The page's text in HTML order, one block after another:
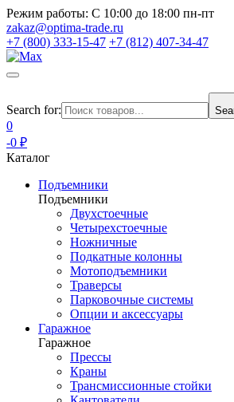
Режим работы: С 10:00 до 18:00 пн-пт
zakaz@optima-trade.ru
+7 (800) 333-15-47 +7 (812) 407-34-47
Search for:
0
-0 ₽
Каталог
Подъемники
Подъемники
Двухстоечные
Четырехстоечные
Ножничные
Подкатные колонны
Мотоподъемники
Траверсы
Парковочные системы
Опции и аксессуары
Гаражное
Гаражное
Прессы
Краны
Трансмиссионные стойки